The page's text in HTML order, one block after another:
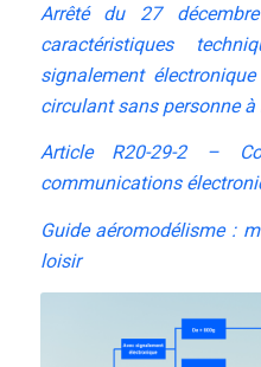
Arrêté du 27
caractéristiques
signalement
circulant sans personne à
Article R20-29-2 –
communications
Guide aéromodélisme :
loisir